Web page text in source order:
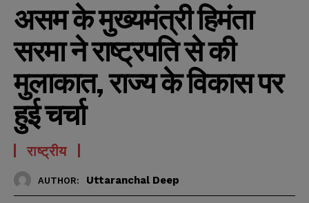
असम के मुख्यमंत्री हिमंता
सरमा ने राष्ट्रपति से की
मुलाकात, राज्य के विकास पर
हुई चर्चा
राष्ट्रीय
AUTHOR: Uttaranchal Deep